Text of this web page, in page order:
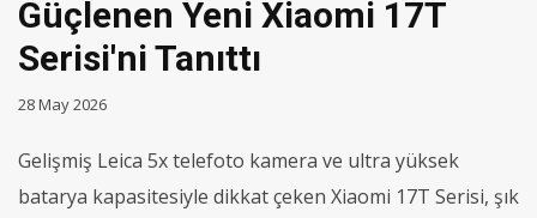
Güçlenen Yeni Xiaomi 17T
Serisi'ni Tanıttı
28 May 2026
Gelişmiş Leica 5x telefoto kamera ve ultra yüksek
batarya kapasitesiyle dikkat çeken Xiaomi 17T Serisi, şık